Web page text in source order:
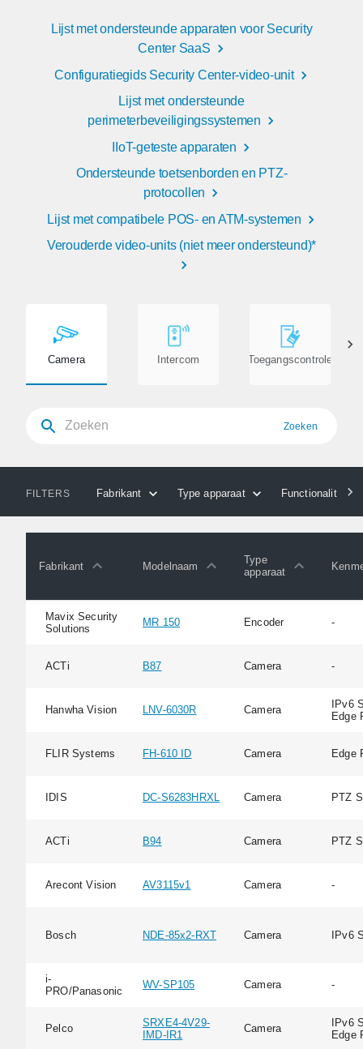
Lijst met ondersteunde apparaten voor Security
Center SaaS
Configuratiegids Security Center-video-unit
Lijst met ondersteunde
perimeterbeveiligingssystemen
IIoT-geteste apparaten
Ondersteunde toetsenborden en PTZ-
protocollen
Lijst met compatibele POS- en ATM-systemen
Verouderde video-units (niet meer ondersteund)*
Camera Intercom Toegangscontrole
Zoeken
FILTERS Fabrikant Type apparaat Functionaliteiten
Fabrikant Modelnaam
Type
apparaat
Mavix Security
Solutions
MR 150 Encoder -
ACTi B87 Camera -
Hanwha Vision LNV-6030R Camera
IPv6
Edge
FLIR Systems FH-610 ID Camera Edge
IDIS DC-S6283HRXL Camera PTZ
ACTi B94 Camera PTZ
Arecont Vision AV3115v1 Camera -
Bosch NDE-85x2-RXT Camera IPv6
i-
PRO/Panasonic
WV-SP105 Camera -
Pelco
SRXE4-4V29-
IMD-IR1
Camera
IPv6
Edge